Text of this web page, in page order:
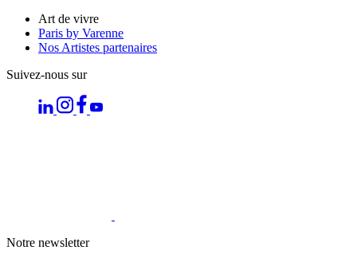
Art de vivre
Paris by Varenne
Nos Artistes partenaires
Suivez-nous sur
Notre newsletter